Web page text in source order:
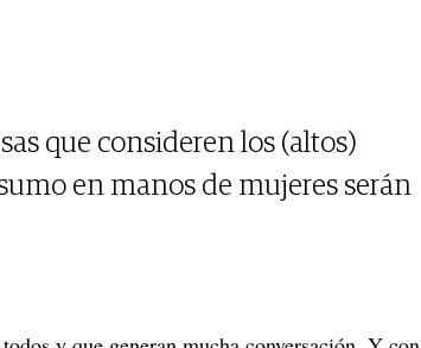
que consideren los (altos)
en manos de mujeres serán